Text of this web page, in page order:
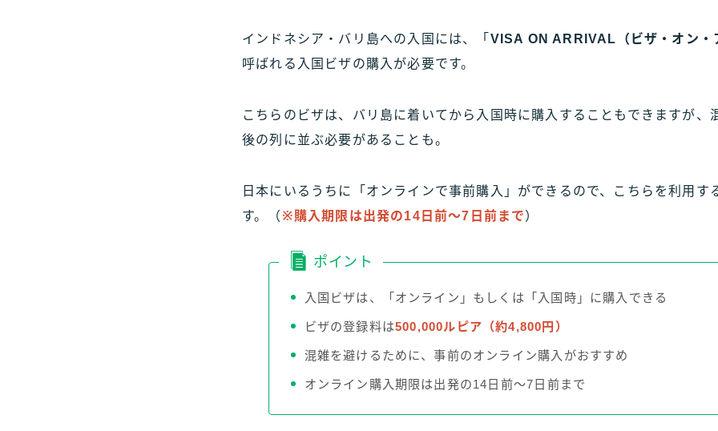
インドネシア・バリ島への入国には、「 VISA ON ARRIVAL（ビザ・オン・
呼ばれる入国ビザの購入が必要です。
こちらのビザは、バリ島に着いてから入国時に購入することもできますが、
後の列に並ぶ必要があることも。
日本にいるうちに「オンラインで事前購入」ができるので、こちらを利用す
す。（ ※購入期限は出発の14日前〜7日前まで）
ポイント
入国ビザは、「オンライン」もしくは「入国時」に購入できる
ビザの登録料は500,000ルピア（約4,800円）
混雑を避けるために、事前のオンライン購入がおすすめ
オンライン購入期限は出発の14日前〜7日前まで